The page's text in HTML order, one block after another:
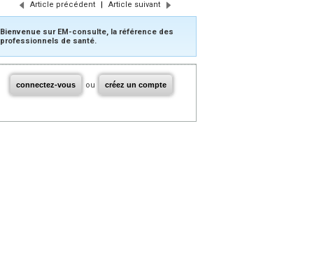
Article précédent | Article suivant
Bienvenue sur EM-consulte, la référence des
professionnels de santé.
connectez-vous ou créez un compte